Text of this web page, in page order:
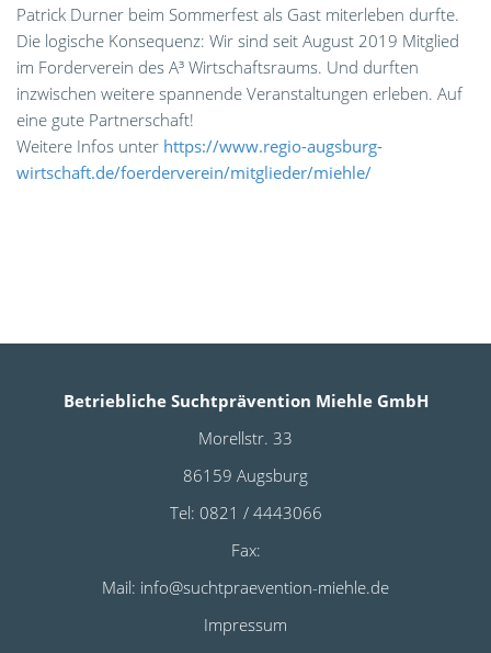
Patrick Durner beim Sommerfest als Gast miterleben durfte.
Die logische Konsequenz: Wir sind seit August 2019 Mitglied
im Forderverein des A³ Wirtschaftsraums. Und durften
inzwischen weitere spannende Veranstaltungen erleben. Auf
eine gute Partnerschaft!
Weitere Infos unter https://www.regio-augsburg-
wirtschaft.de/foerderverein/mitglieder/miehle/
Betriebliche Suchtprävention Miehle GmbH
Morellstr. 33
86159 Augsburg
Tel: 0821 / 4443066
Fax:
Mail: info@suchtpraevention-miehle.de
Impressum